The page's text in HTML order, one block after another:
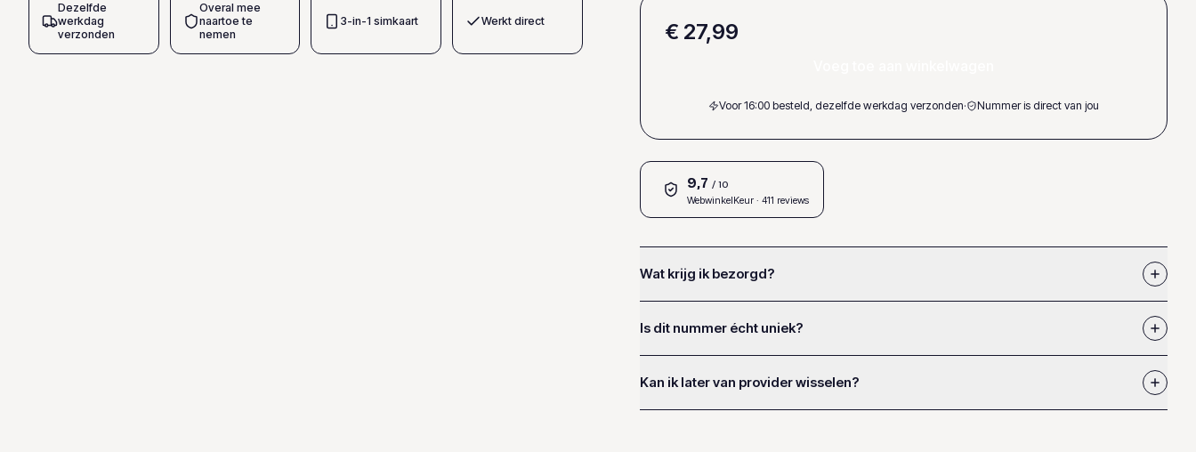
Dezelfde
werkdag
verzonden
Overal mee
naartoe te
nemen
3-in-1 simkaart Werkt direct € 27,99
Voor 16:00 besteld, dezelfde werkdag verzonden· Nummer is direct van jou
9,7 / 10
WebwinkelKeur· 411 reviews
Wat krijg ik bezorgd?
Is dit nummer écht uniek?
Kan ik later van provider wisselen?